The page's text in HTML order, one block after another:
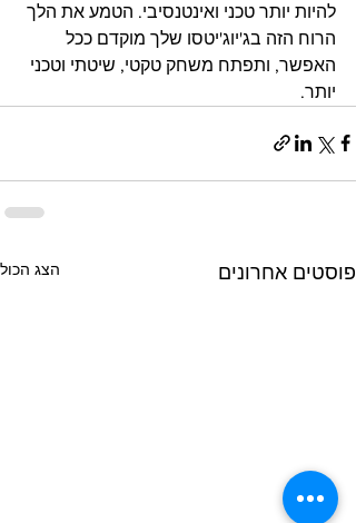
להיות יותר טכני ואינטנסיבי. הטמע את הלך
הרוח הזה בג'יוג'יטסו שלך מוקדם ככל
האפשר, ותפתח משחק טקטי, שיטתי וטכני
יותר.
פוסטים אחרונים הצג הכול